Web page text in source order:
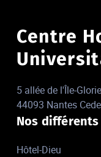
Centre
5 allée de l'Île-
44093 Nantes
Nos
Hôtel-Dieu